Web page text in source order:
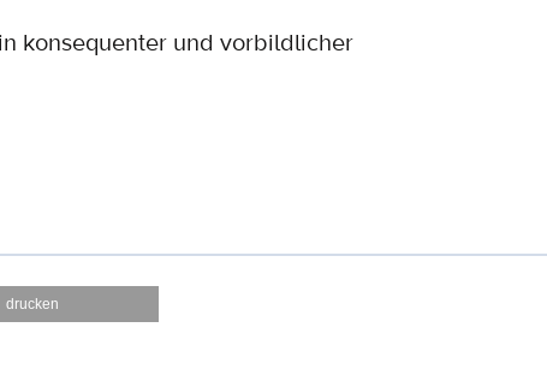
konsequenter und vorbildlicher
drucken